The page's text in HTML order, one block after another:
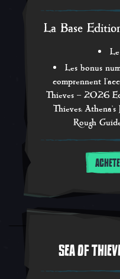
La Base
Les bonus
comprennent
Thieves – 2026
Thieves:
Rough
SEA OF